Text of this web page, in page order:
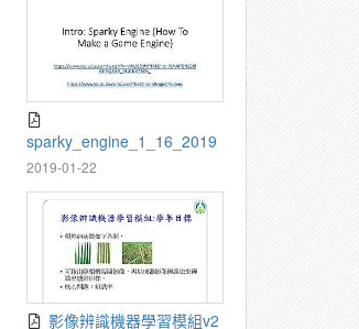
sparky_engine_1_16_2019
2019-01-22